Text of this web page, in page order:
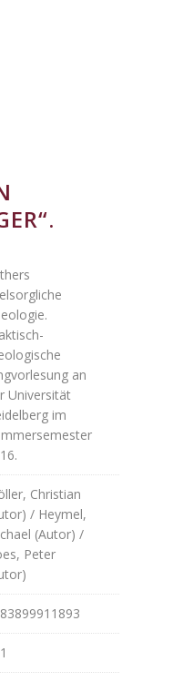
an
Universität
im
Christian
/ Heymel,
(Autor) /
Peter